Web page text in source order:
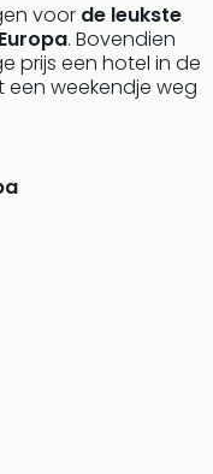
voor de leukste
. Bovendien
prijs een hotel in de
weekendje weg